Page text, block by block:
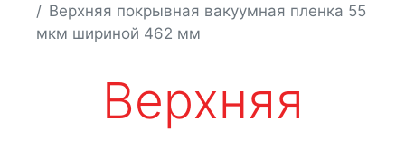
Верхняя покрывная вакуумная пленка 55
мкм шириной 462 мм
Верхняя